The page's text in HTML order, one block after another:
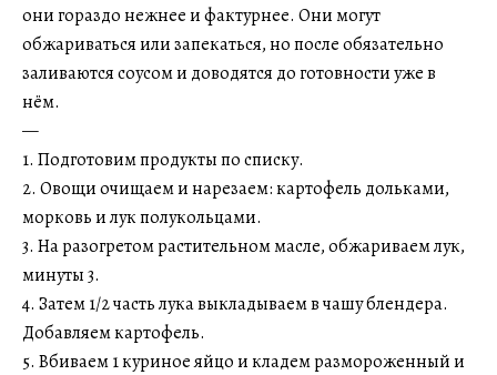
они гораздо нежнее и фактурнее. Они могут
обжариваться или запекаться, но после обязательно
заливаются соусом и доводятся до готовности уже в
нём.
—
1. Подготовим продукты по списку.
2. Овощи очищаем и нарезаем: картофель дольками,
морковь и лук полукольцами.
3. На разогретом растительном масле, обжариваем лук,
минуты 3.
4. Затем 1/2 часть лука выкладываем в чашу блендера.
Добавляем картофель.
5. Вбиваем 1 куриное яйцо и кладем размороженный и